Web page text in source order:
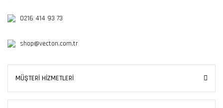
0216 414 93 73
shop@vecton.com.tr
MÜŞTERİ HİZMETLERİ